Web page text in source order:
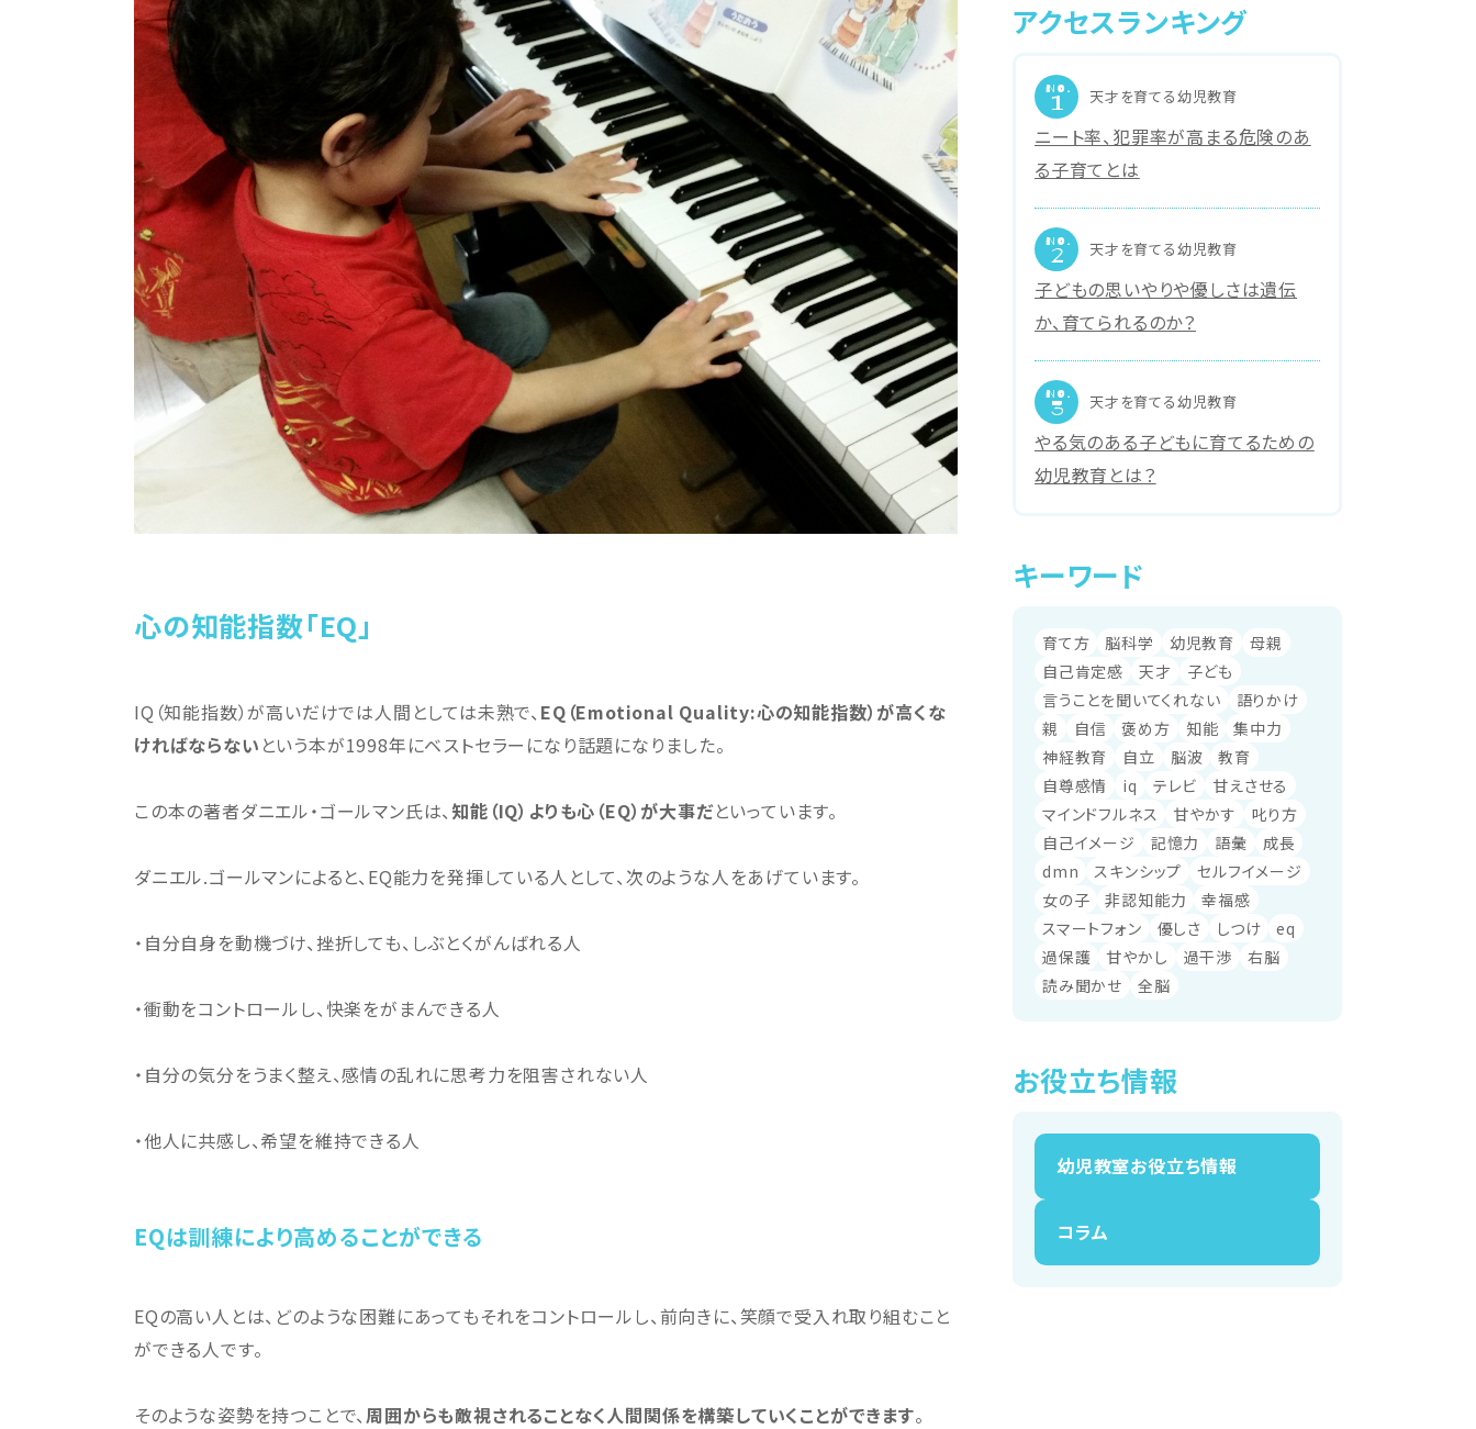
心の知能指数「EQ」
IQ（知能指数）が高いだけでは人間としては未熟で、 EQ（Emotional Quality:心の知能指数）が高くな
ければならない という本が1998年にベストセラーになり話題になりました。
この本の著者ダニエル・ゴールマン氏は、 知能（IQ）よりも心（EQ）が大事だといっています。
ダニエル.ゴールマンによると、EQ能力を発揮している人として、次のような人をあげています。
・自分自身を動機づけ、挫折しても、しぶとくがんばれる人
・衝動をコントロールし、快楽をがまんできる人
・自分の気分をうまく整え、感情の乱れに思考力を阻害されない人
・他人に共感し、希望を維持できる人
EQは訓練により高めることができる
EQの高い人とは、どのような困難にあってもそれをコントロールし、前向きに、笑顔で受入れ取り組むこと
ができる人です。
そのような姿勢を持つことで、 周囲からも敵視されることなく人間関係を構築していくことができます。
アクセスランキング
NO.
1 天才を育てる幼児教育
ニート率、犯罪率が高まる危険のあ
る子育てとは
NO.
2 天才を育てる幼児教育
子どもの思いやりや優しさは遺伝
か、育てられるのか？
NO.
3 天才を育てる幼児教育
やる気のある子どもに育てるための
幼児教育とは？
キーワード
育て方 脳科学 幼児教育
母親
自己肯定感
天才
子ども
言うことを聞いてくれない
語りかけ
親
自信 褒め方 知能
集中力
神経教育
自立 脳波
教育
自尊感情
iq テレビ
甘えさせる
マインドフルネス
甘やかす
叱り方
自己イメージ
記憶力 語彙
成長
dmn
スキンシップ
セルフイメージ
女の子
非認知能力
幸福感
スマートフォン
優しさ しつけ
eq
過保護
甘やかし 過干渉
右脳
読み聞かせ
全脳
お役立ち情報
幼児教室お役立ち情報
コラム